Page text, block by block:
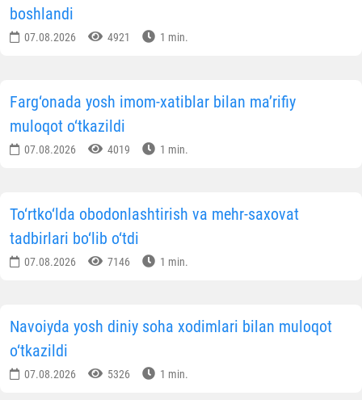
boshlandi
07.08.2026 4921 1 min.
Farg‘onada yosh imom-xatiblar bilan ma’rifiy
muloqot o‘tkazildi
07.08.2026 4019 1 min.
To‘rtko‘lda obodonlashtirish va mehr-saxovat
tadbirlari bo‘lib o‘tdi
07.08.2026 7146 1 min.
Navoiyda yosh diniy soha xodimlari bilan muloqot
o‘tkazildi
07.08.2026 5326 1 min.